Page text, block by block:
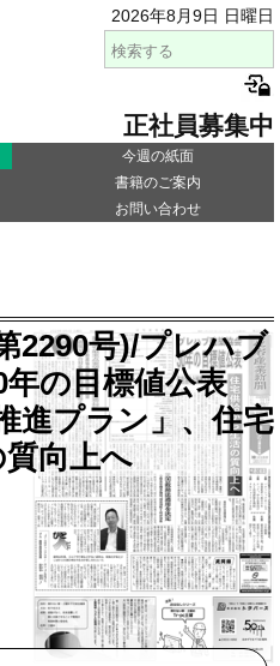
2026年8月9日 日曜日
正社員募集中
今週の紙面
書籍のご案内
お問い合わせ
2290号)/プレハブ
の目標値公表
進プラン」、住宅
向上へ